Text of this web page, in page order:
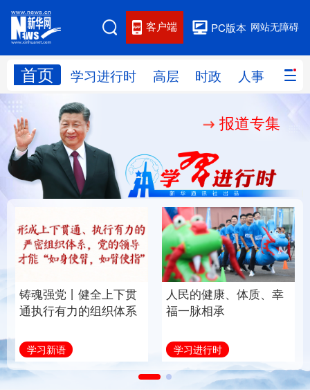
网站无障碍
PC版本
客户端
首页 学习进行时 高层 时政 人事 国际
网站地图
学习进行时 人事
国际 财经 网评
思客智库 全球连线 教育
科技 科创 量子 体育
文化 书画 健康 军事
访谈 视频 图片 政务
信息化 数字经济
报道专集
铸魂强党丨健全上下贯
通执行有力的组织体系
学习新语
人民的健康、体质、幸
福一脉相承
学习进行时